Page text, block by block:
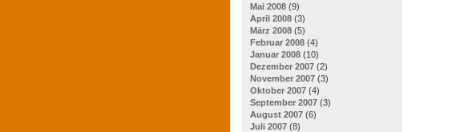
Mai 2008 (9)
April 2008 (3)
März 2008 (5)
Februar 2008 (4)
Januar 2008 (10)
Dezember 2007 (2)
November 2007 (3)
Oktober 2007 (4)
September 2007 (3)
August 2007 (6)
Juli 2007 (8)